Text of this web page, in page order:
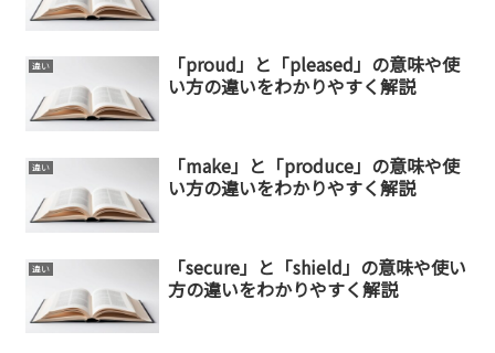
違い
「proud」と「pleased」の意味や使
い方の違いをわかりやすく解説
違い
「make」と「produce」の意味や使
い方の違いをわかりやすく解説
違い
「secure」と「shield」の意味や使い
方の違いをわかりやすく解説